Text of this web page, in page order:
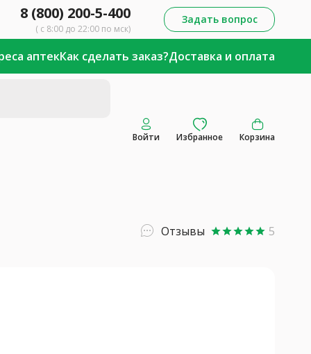
8 (800) 200-5-400
( с 8:00 до 22:00 по мск)
Задать вопрос
аптекКак сделать заказ?Доставка и оплата
Войти Избранное Корзина
Отзывы starstarstarstarstar 5